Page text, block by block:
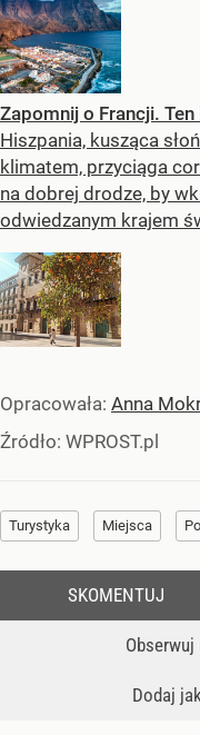
Zapomnij o Francji.
Hiszpania, kusząca
klimatem, przyciąga
na dobrej drodze, by
odwiedzanym krajem
Opracowała: Anna
Źródło: WPROST.pl
Turystyka Miejsca
Obserwuj
Dodaj
SKOMENTUJ